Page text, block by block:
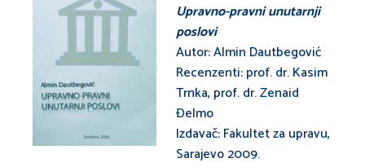
Upravno-pravni unutarnji
poslovi
Autor: Almin Dautbegović
Recenzenti: prof. dr. Kasim
Trnka, prof. dr. Zenaid
Đelmo
Izdavač: Fakultet za upravu,
Sarajevo 2009.